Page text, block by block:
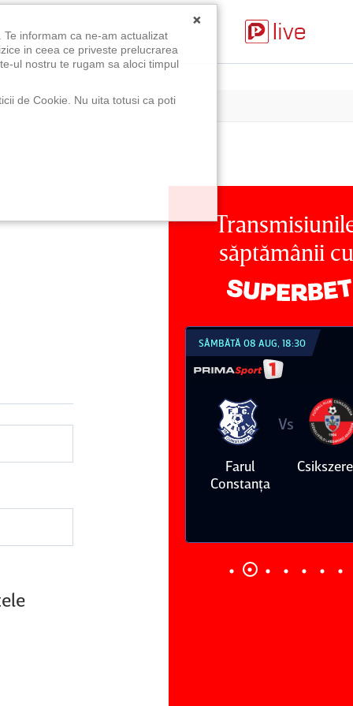
săptămânii cu
Farul
Vs
SÂMBĂTĂ 08 AUG, 21:30
Dinamo
Vs
FC
×
informam ca ne-am actualizat
in ceea ce priveste prelucrarea
ul nostru te rugam sa aloci timpul
de Cookie. Nu uita totusi ca poti